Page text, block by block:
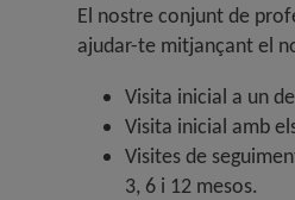
El nostre conjunt de
ajudar-te mitjançant el
Visita inicial a un
Visita inicial amb
Visites de
3, 6 i 12 mesos.